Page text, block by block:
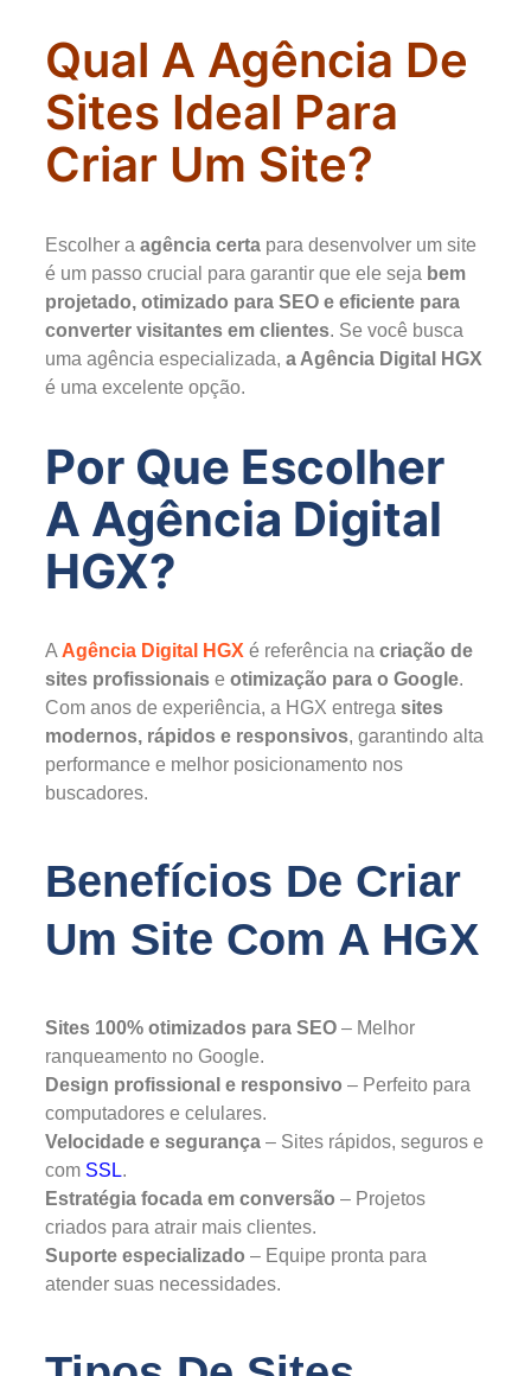
Qual A Agência De
Sites Ideal Para
Criar Um Site?
Escolher a agência certa para desenvolver um site
é um passo crucial para garantir que ele seja bem
projetado, otimizado para SEO e eficiente para
converter visitantes em clientes. Se você busca
uma agência especializada, a Agência Digital HGX
é uma excelente opção.
Por Que Escolher
A Agência Digital
HGX?
A Agência Digital HGX é referência na criação de
sites profissionais e otimização para o Google.
Com anos de experiência, a HGX entrega sites
modernos, rápidos e responsivos, garantindo alta
performance e melhor posicionamento nos
buscadores.
Benefícios De Criar
Um Site Com A HGX
Sites 100% otimizados para SEO – Melhor
ranqueamento no Google.
Design profissional e responsivo – Perfeito para
computadores e celulares.
Velocidade e segurança – Sites rápidos, seguros e
com SSL.
Estratégia focada em conversão – Projetos
criados para atrair mais clientes.
Suporte especializado – Equipe pronta para
atender suas necessidades.